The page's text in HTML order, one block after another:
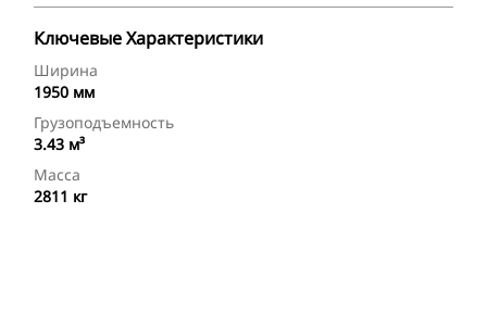
Ключевые Характеристики
Ширина
1950 мм
Грузоподъемность
3.43 м³
Масса
2811 кг